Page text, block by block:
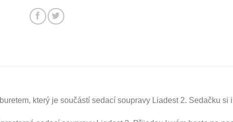
který je součástí sedací soupravy Liadest 2. Sedačku si